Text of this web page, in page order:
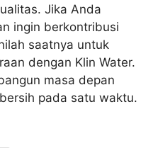
Jika Anda
ingin berkontribusi
saatnya untuk
dengan Klin Water.
masa depan
pada satu waktu.